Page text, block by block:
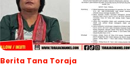
Berita Tana Toraja